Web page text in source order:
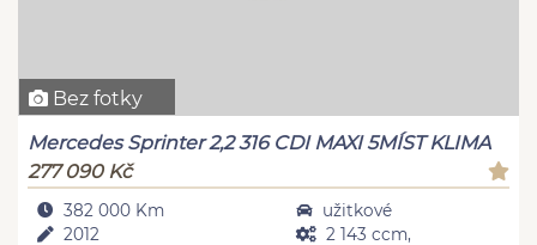
Bez fotky
Mercedes Sprinter 2,2 316 CDI MAXI 5MÍST KLIMA
277 090 Kč
382 000 Km
2012
užitkové
2 143 ccm,